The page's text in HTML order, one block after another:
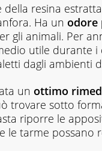
resina
Ha un odore
gli animali. Per
utile durante i
dagli ambienti
un ottimo
trovare sotto
riporre le
le tarme possano